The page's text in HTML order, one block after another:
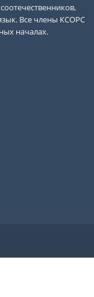
Все члены КСОРС
началах.